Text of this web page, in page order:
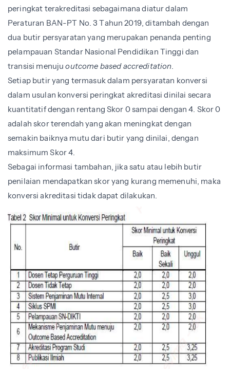
peringkat terakreditasi sebagaimana diatur dalam
Peraturan BAN-PT No. 3 Tahun 2019, ditambah dengan
dua butir persyaratan yang merupakan penanda penting
pelampauan Standar Nasional Pendidikan Tinggi dan
transisi menujuoutcome based accreditation.
Setiap butir yang termasuk dalam persyaratan konversi
dalam usulan konversi peringkat akreditasi dinilai secara
kuantitatif dengan rentang Skor 0 sampai dengan 4. Skor 0
adalah skor terendah yang akan meningkat dengan
semakin baiknya mutu dari butir yang dinilai, dengan
maksimum Skor 4.
Sebagai informasi tambahan, jika satu atau lebih butir
penilaian mendapatkan skor yang kurang memenuhi, maka
konversi akreditasi tidak dapat dilakukan.